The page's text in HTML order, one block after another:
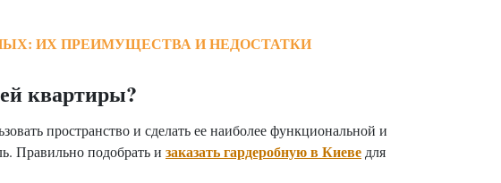
ИХ ПРЕИМУЩЕСТВА И НЕДОСТАТКИ
квартиры?
пространство и сделать ее наиболее функциональной и
Правильно подобрать и заказатьгардеробную в Киеве для